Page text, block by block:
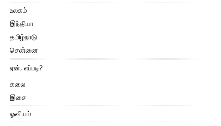
உலகம்
இந்தியா
தமிழ்நாடு
சென்னை
ஏன், எப்படி?
கலை
இசை
ஓவியம்